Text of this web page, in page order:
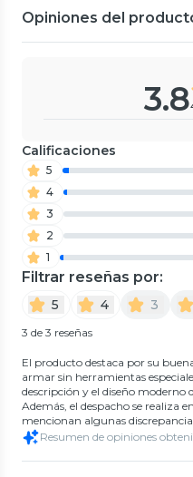
Opiniones del
3.8
Calificaciones
5
4
3
2
1
Filtrar reseñas por:
5 4 3
3 de 3 reseñas
El producto destaca por su
armar sin herramientas
descripción y el diseño
Además, el despacho se realiza
mencionan algunas
Resumen de opiniones